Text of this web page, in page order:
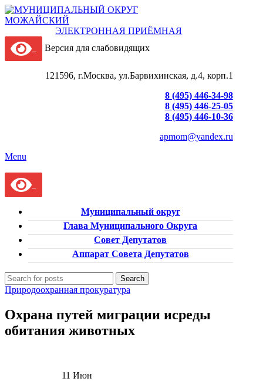
ЭЛЕКТРОННАЯ ПРИЁМНАЯ
Версия для слабовидящих
121596, г.Москва, ул.Барвихинская, д.4, корп.1
8 (495) 446-34-98
8 (495) 446-25-05
8 (495) 446-10-36
apmom@yandex.ru
Menu
Муниципальный округ
Глава Муниципального Округа
Совет Депутатов
Аппарат Совета Депутатов
Search
Природоохранная прокуратура
Охрана путей миграции исреды
обитания животных
11Июн